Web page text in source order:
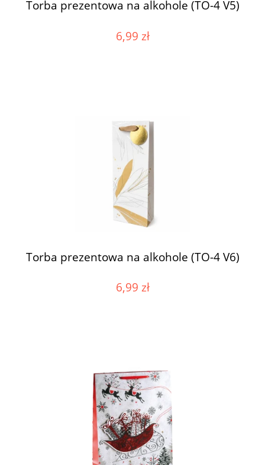
Torba prezentowa na alkohole (TO-4 V5)
6,99 zł
Torba prezentowa na alkohole (TO-4 V6)
6,99 zł